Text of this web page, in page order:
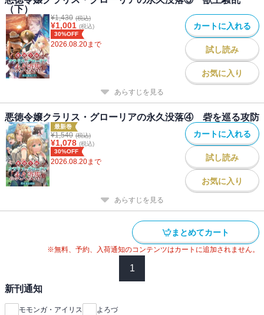
（下）
¥1,430 (税込)
¥1,001 (税込)
30%OFF
2026.08.20まで
カートに入れる
試し読み
お気に入り
あらすじを見る
悪徳令嬢クラリス・グローリアの永久没落④ 砦を巡る攻防
最新巻
¥1,540 (税込)
¥1,078 (税込)
30%OFF
2026.08.20まで
カートに入れる
試し読み
お気に入り
あらすじを見る
まとめてカート
※無料、予約、入荷通知のコンテンツはカートに追加されません。
1
新刊通知
モモンガ・アイリス
よろづ